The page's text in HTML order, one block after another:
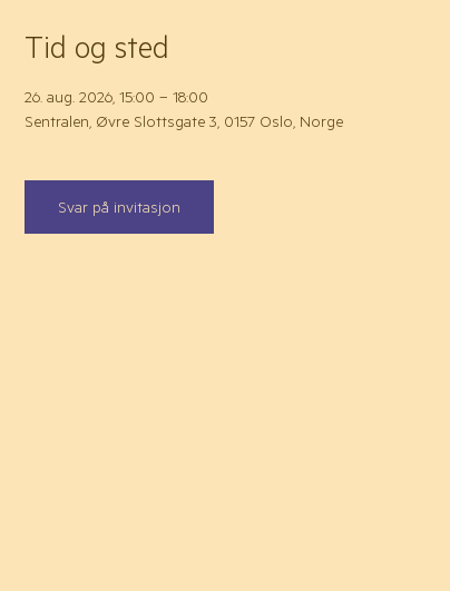
Tid og sted
26. aug. 2026, 15:00 – 18:00
Sentralen, Øvre Slottsgate 3, 0157 Oslo, Norge
Svar på invitasjon